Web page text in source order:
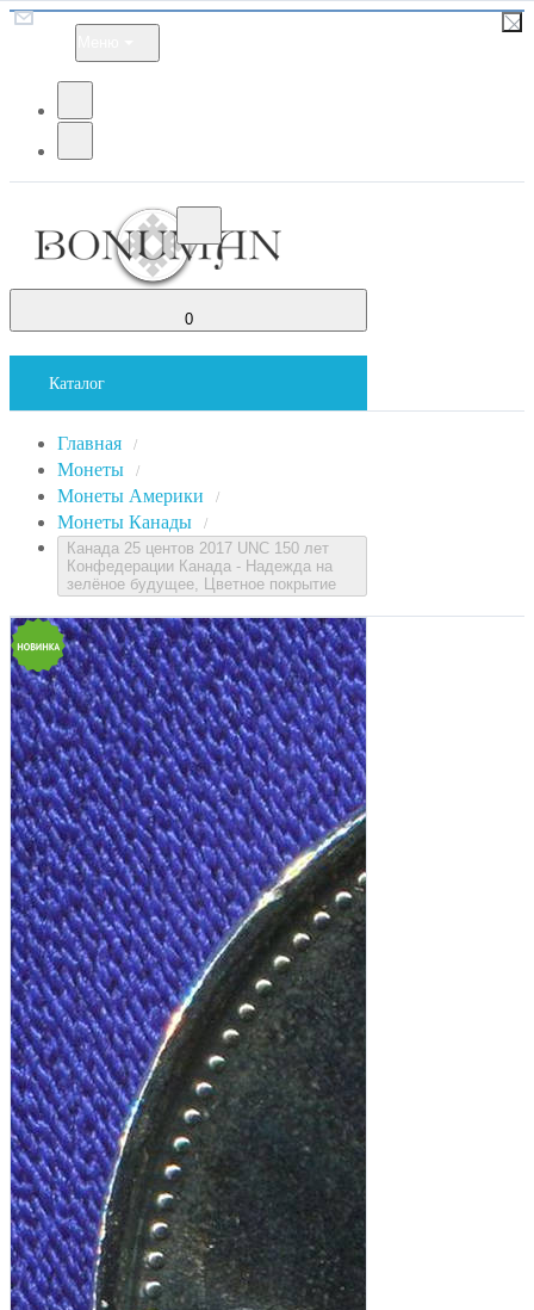
0
Каталог
Главная /
Монеты /
Монеты Америки /
Монеты Канады /
Канада 25 центов 2017 UNC 150 лет
Конфедерации Канада - Надежда на
зелёное будущее, Цветное покрытие